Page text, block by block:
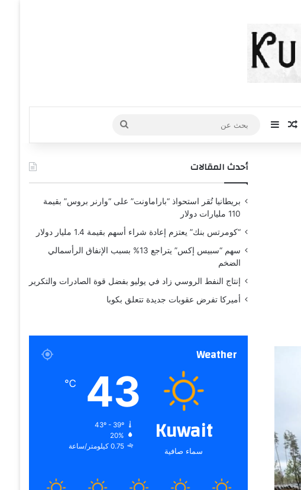
مقال عشوائي
إضافة عمود جانبي
بحث
عن
أحدث المقالات
بريطانيا تُقر استحواذ “باراماونت” على “وارنر بروس” بقيمة
110 مليارات دولار
“كومرتس بنك” يعتزم إعادة شراء أسهم بقيمة 1.4 مليار دولار
سهم “سبيس إكس” يتراجع 13% بسبب الإنفاق الرأسمالي
الضخم
إنتاج النفط الروسي زاد في يوليو بفضل قوة الصادرات والتكرير
أميركا تفرض عقوبات جديدة تتعلق بكوبا
Weather
Kuwait
سماء صافية
43
℃
43º - 39º
20%
0.75 كيلومتر/ساعة